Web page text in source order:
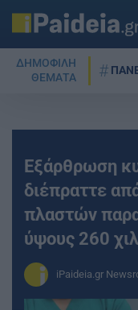
ΔΗΜΟΦΙΛΗ
ΘΕΜΑΤΑ
Εξάρθρωση
διέπραττε
πλαστών
ύψους 260
iPaideia.gr